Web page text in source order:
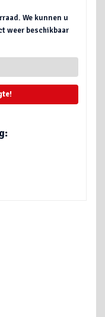
We kunnen u
weer beschikbaar